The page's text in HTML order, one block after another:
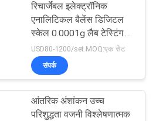
मशीन
74
रिचार्जेबल इलेक्ट्रॉनिक
एनालिटिकल बैलेंस डिजिटल
स्केल 0.0001g लैब टेस्टिंग
इंस्ट्रूमेंट्स
USD80-1200/set MOQ:एक सेट
संपर्क
आंतरिक अंशांकन उच्च
परिशुद्धता वजनी विश्लेषणात्मक